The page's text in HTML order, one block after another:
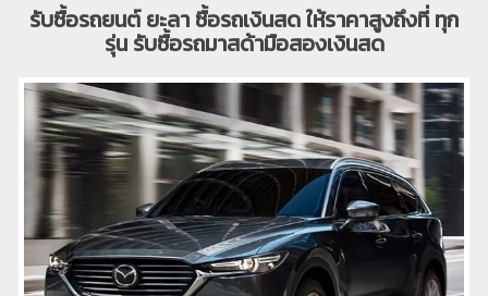
รับซื้อรถยนต์ ยะลา ซื้อรถเงินสด ให้ราคาสูงถึงที่ ทุก
รุ่น รับซื้อรถมาสด้ามือสองเงินสด